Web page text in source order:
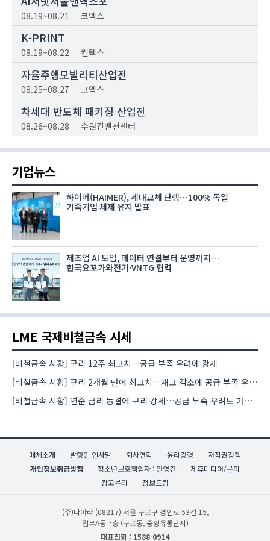
08.19~08.21 코엑스
K-PRINT
08.19~08.22 킨텍스
자율주행모빌리티산업전
08.25~08.27 코엑스
차세대 반도체 패키징 산업전
08.26~08.28 수원컨벤션센터
기업뉴스
하이머(HAIMER), 세대교체 단행…100% 독일
가족기업 체제 유지 발표
제조업 AI 도입, 데이터 연결부터 운영까지…
한국요꼬가와전기·VNTG 협력
LME 국제비철금속 시세
[비철금속 시황] 구리 12주 최고치…공급 부족 우려에 강세
[비철금속 시황] 구리 2개월 만에 최고치…재고 감소에 공급 부족 우려 확대
[비철금속 시황] 연준 금리 동결에 구리 강세…공급 부족 우려도 가격 지지
매체소개 발행인 인사말 회사연혁 윤리강령
저작권정책
개인정보취급방침
청소년보호책임자 : 안영건
제휴미디어/문의
광고문의
정보드림
(주)다아라 (08217) 서울 구로구 경인로 53길 15,
업무A동 7층 (구로동, 중앙유통단지)
대표전화 : 1588-0914